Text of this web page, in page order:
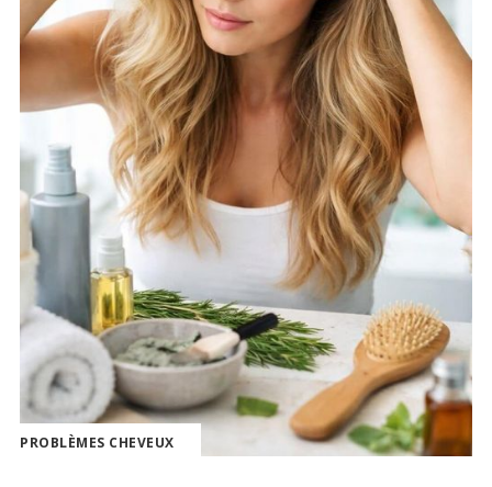
PROBLÈMES CHEVEUX